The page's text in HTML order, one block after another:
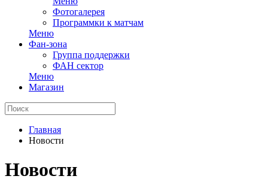
Фотогалерея
Программки к матчам
Меню
Фан-зона
Группа поддержки
ФАН сектор
Меню
Магазин
Главная
Новости
Новости